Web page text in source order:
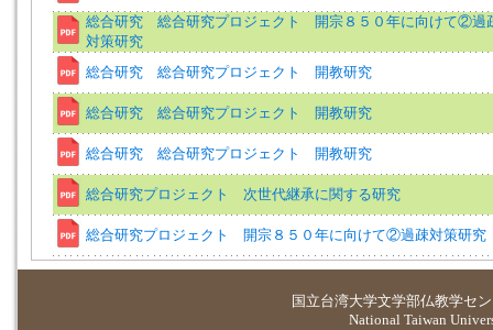
総合研究 総合研究プロジェクト 開宗８５０年に向けて②過
対策研究
総合研究 総合研究プロジェクト 開教研究
総合研究 総合研究プロジェクト 開教研究
総合研究 総合研究プロジェクト 開教研究
総合研究プロジェクト 次世代継承に関する研究
総合研究プロジェクト 開宗８５０年に向けて②過疎対策研究
国立台湾大学文学部仏教学セ
National Taiwan